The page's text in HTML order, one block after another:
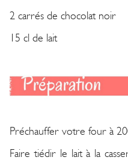
2 carrés de chocolat noir
15 cl de lait
Préchauffer votre four à
Faire tiédir le lait à la